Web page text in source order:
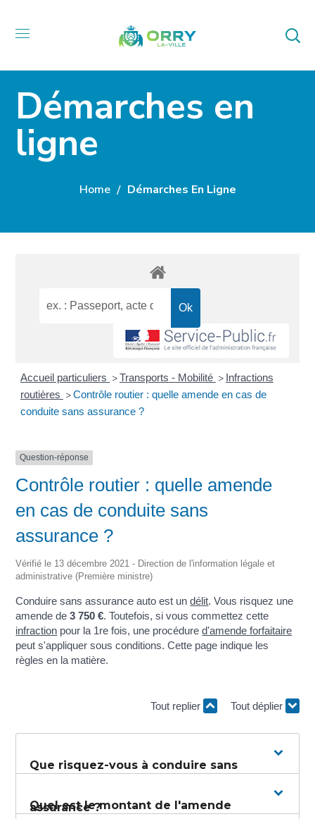
Démarches en
ligne
Home Démarches En Ligne
Accueil particuliers >Transports - Mobilité > Infractions
routières >Contrôle routier : quelle amende en cas de
conduite sans assurance ?
Question-réponse
Contrôle routier : quelle amende
en cas de conduite sans
assurance ?
Vérifié le 13 décembre 2021 - Direction de l'information légale et
administrative (Première ministre)
Conduire sans assurance auto est undélit. Vous risquez une
amende de3 750 €. Toutefois, si vous commettez cette
infraction pour la 1re fois, une procédured'amende forfaitaire
peut s'appliquer sous conditions. Cette page indique les
règles en la matière.
Tout replier Tout déplier
Que risquez-vous à conduire sans
assurance ?
Quel est le montant de l'amende